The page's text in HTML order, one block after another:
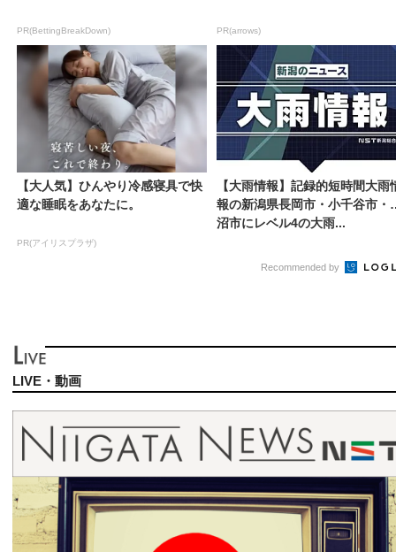
PR(BettingBreakDown) PR(arrows)
【大人気】ひんやり冷感寝具で快
適な睡眠をあなたに。
PR(アイリスプラザ)
【大雨情報】記録的短時間大雨
報の新潟県長岡市・小千谷市・
沼市にレベル4の大雨...
Recommended by
LIVE・動画